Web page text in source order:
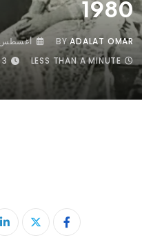
1980
BYADALAT OMAR
أغسطس 25, 2023
LESS THAN A MINUTE
3 سنوات AGO